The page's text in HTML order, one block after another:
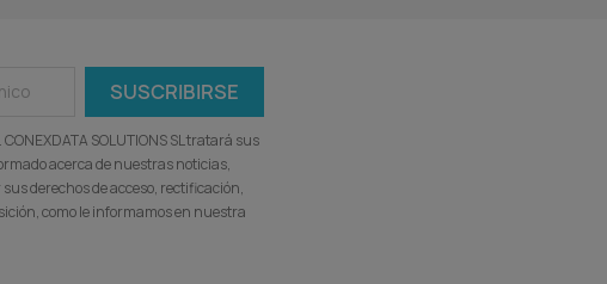
SOLUTIONS SL tratará sus
acerca de nuestras noticias,
derechos de acceso, rectificación,
como le informamos en nuestra